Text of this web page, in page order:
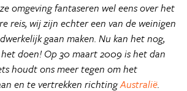
omgeving fantaseren wel eens over het
reis, wij zijn echter een van de weinigen
gaan maken. Nu kan het nog,
doen! Op 30 maart 2009 is het dan
houdt ons meer tegen om het
en te vertrekken richtingAustralië.